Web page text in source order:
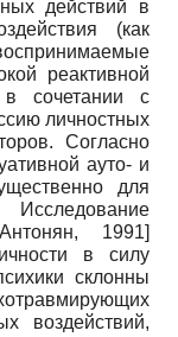
действий в
(как
реактивной
в сочетании с
личностных
Согласно
ауто- и
для
1991]
в силу
склонны
воздействий,